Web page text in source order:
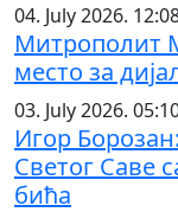
04. July 2026.
Митрополит
место за
03. July 2026.
Игор
Светог Саве
бића